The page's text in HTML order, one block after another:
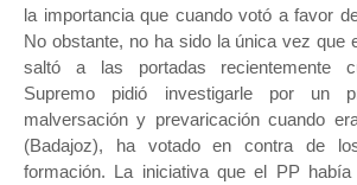
la importancia que cuando votó a favor
No obstante, no ha sido la única vez que
saltó a las portadas recientemente
Supremo pidió investigarle por un
malversación y prevaricación cuando
(Badajoz), ha votado en contra de
formación. La iniciativa que el PP había